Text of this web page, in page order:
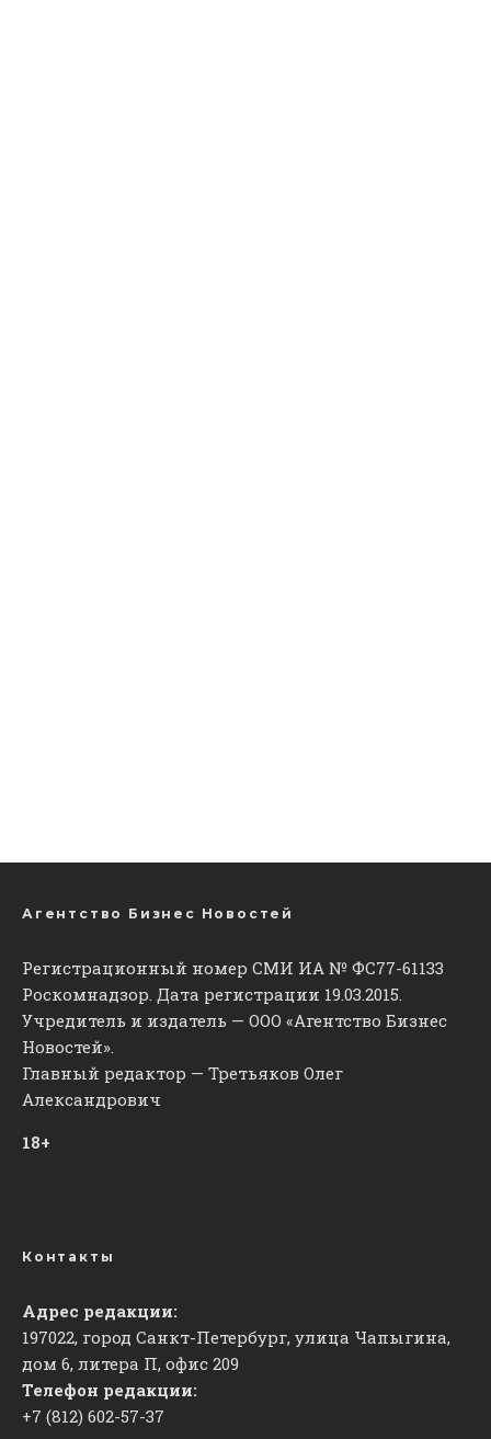
Агентство Бизнес Новостей
Регистрационный номер СМИ ИА № ФС77-61133
Роскомнадзор. Дата регистрации 19.03.2015.
Учредитель и издатель — ООО «Агентство Бизнес
Новостей».
Главный редактор — Третьяков Олег
Александрович
18+
Контакты
Адрес редакции:
197022, город Санкт-Петербург, улица Чапыгина,
дом 6, литера П, офис 209
Телефон редакции:
+7 (812) 602-57-37